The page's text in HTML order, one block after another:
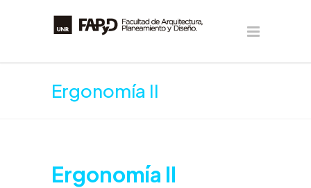
Ergonomía II
Ergonomía II